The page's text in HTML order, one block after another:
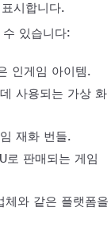
시합니다.
있습니다:
인게임 아이템.
사용되는 가상 화
재화 번들.
로 판매되는 게임
와 같은 플랫폼을